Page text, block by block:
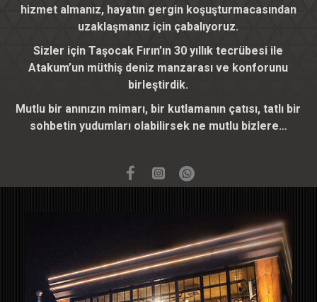
hizmet almanız, hayatın gergin koşuşturmacasından
uzaklaşmanız için çabalıyoruz.
Sizler için Taşocak Fırın’ın 30 yıllık tecrübesi ile
Atakum’un müthiş deniz manzarası ve konforunu
birleştirdik.
Mutlu bir anınızın mimarı, bir kutlamanın çatısı, tatlı bir
sohbetin yudumları olabilirsek ne mutlu bizlere…